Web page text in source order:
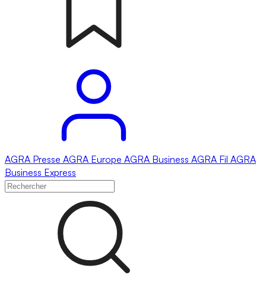
AGRA Presse AGRA Europe AGRA Business AGRA Fil AGRA
Business Express